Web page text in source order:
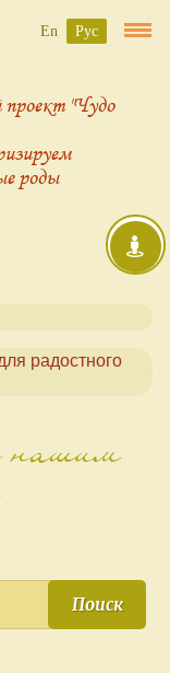
"Чудо
роды
нашим
Поиск
En Рус